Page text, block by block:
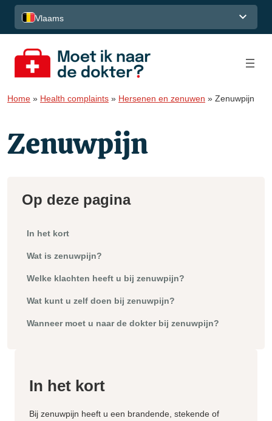
Spring naar de inhoud
Vlaams
Home » Health complaints » Hersenen en zenuwen » Zenuwpijn
Zenuwpijn
Op deze pagina
In het kort
Wat is zenuwpijn?
Welke klachten heeft u bij zenuwpijn?
Wat kunt u zelf doen bij zenuwpijn?
Wanneer moet u naar de dokter bij zenuwpijn?
In het kort
Bij zenuwpijn heeft u een brandende, stekende of